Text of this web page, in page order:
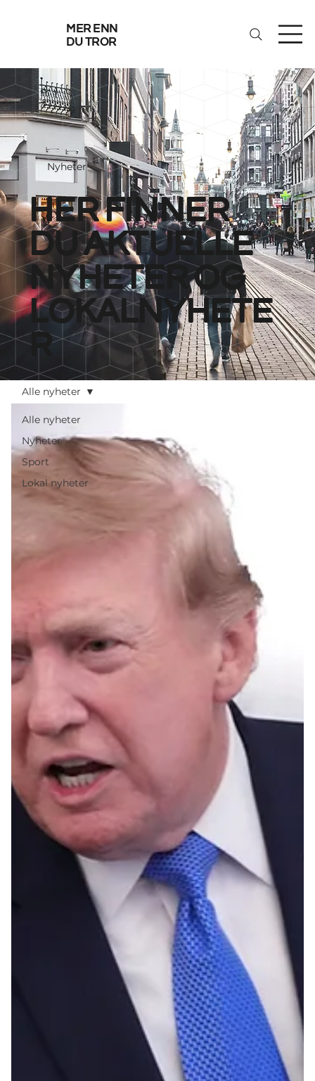
mer enn
du tror
Nyheter
her finner
du aktuelle
nyheter og
lokalnyhete
r
Alle nyheter
Nyheter
Sport
Lokal nyheter
Alle nyheter